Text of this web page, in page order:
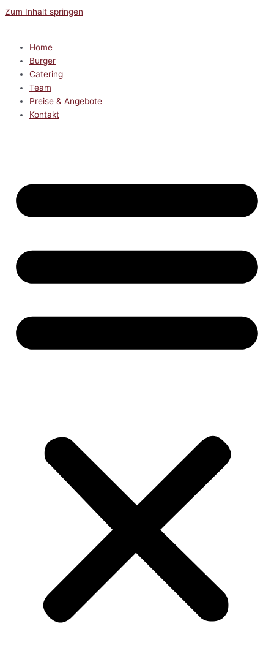
Zum Inhalt springen
Home
Burger
Catering
Team
Preise & Angebote
Kontakt